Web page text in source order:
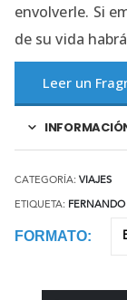
envolverle. Si
de su vida
Leer un
CATEGORÍA: VIAJES
ETIQUETA:
FORMATO